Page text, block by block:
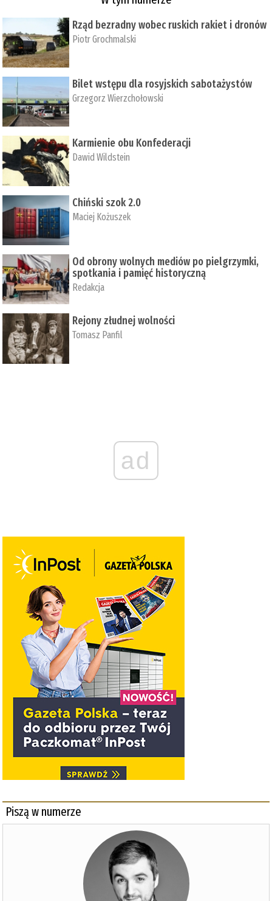
Rząd bezradny wobec ruskich rakiet i dronów
Piotr Grochmalski
Bilet wstępu dla rosyjskich sabotażystów
Grzegorz Wierzchołowski
Karmienie obu Konfederacji
Dawid Wildstein
Chiński szok 2.0
Maciej Kożuszek
Od obrony wolnych mediów po pielgrzymki,
spotkania i pamięć historyczną
Redakcja
Rejony złudnej wolności
Tomasz Panfil
ad
Piszą w numerze